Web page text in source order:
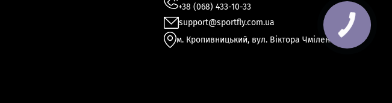
+38 (068) 433-10-33
support@sportfly.com.ua
м. Кропивницький, вул. Віктора Чміленка 49